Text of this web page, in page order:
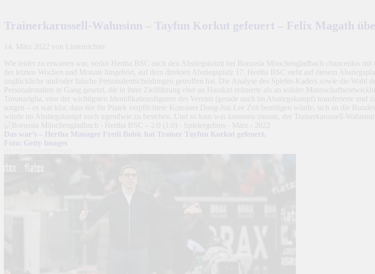
Trainerkarussell-Wahnsinn – Tayfun Korkut gefeuert – Felix Magath
14. März 2022
von Linienrichter
Wie leider zu erwarten war, verlor Hertha BSC auch den Abstiegskrimi bei Borussia Mönchengladbach chancenlos mit
der letzten Wochen und Monate hingehört, auf dem direkten Abstiegsplatz 17. Hertha BSC steht auf diesem
unglückliche und/oder falsche Personalentscheidungen getroffen hat. Die Analyse des Spieler-Kaders sowie die Wahl
Personalrotation in Gang gesetzt, die in ihrer Zielführung eher an Harakiri erinnerte als an solider
Torunarigha, eine der wichtigsten Identifikationsfiguren des Vereins (gerade auch im Abstiegskampf) transferierte und
sorgen – es war klar, dass der für Piatek verpflichtete Koreaner Dong-Jun Lee Zeit benötigen würde, sich an die
würde im Abstiegskampf noch irgendwie zu bestehen. Und so kam was kommen musste, der Trainerkarussell-Wahnsinn.
Das war’s – Hertha Manager Fredi Bobic hat Trainer Tayfun Korkut gefeuert.
Foto: Getty Images